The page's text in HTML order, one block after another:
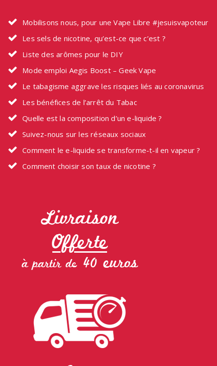
Mobilisons nous, pour une Vape Libre #jesuisvapoteur
Les sels de nicotine, qu’est-ce que c’est ?
Liste des arômes pour le DIY
Mode emploi Aegis Boost – Geek Vape
Le tabagisme aggrave les risques liés au coronavirus
Les bénéfices de l’arrêt du Tabac
Quelle est la composition d’un e-liquide ?
Suivez-nous sur les réseaux sociaux
Comment le e-liquide se transforme-t-il en vapeur ?
Comment choisir son taux de nicotine ?